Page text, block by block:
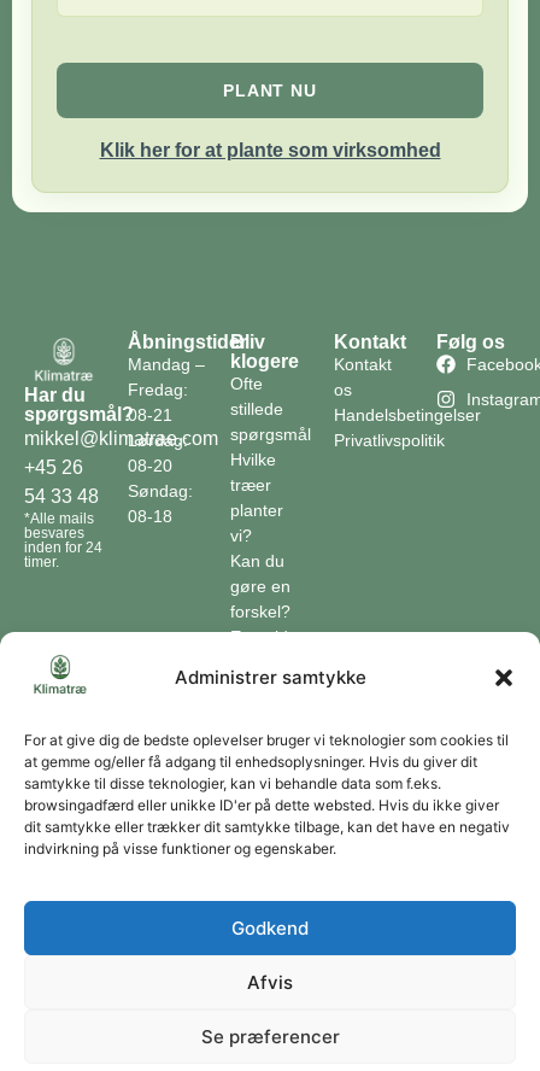
Administrer samtykke
For at give dig de bedste oplevelser bruger vi teknologier som cookies til
at gemme og/eller få adgang til enhedsoplysninger. Hvis du giver dit
samtykke til disse teknologier, kan vi behandle data som f.eks.
browsingadfærd eller unikke ID'er på dette websted. Hvis du ikke giver
dit samtykke eller trækker dit samtykke tilbage, kan det have en negativ
indvirkning på visse funktioner og egenskaber.
Godkend
Afvis
Se præferencer
PLANT NU
Klik her for at plante som virksomhed
Har du
spørgsmål?
mikkel@klimatrae.com
+45 26
54 33 48
*Alle mails
besvares
inden for 24
timer.
Åbningstider
Mandag –
Fredag:
08-21
Lørdag:
08-20
Søndag:
08-18
Bliv
klogere
Ofte
stillede
spørgsmål
Hvilke
træer
planter
vi?
Kan du
gøre en
forskel?
En guide
Klimaordbogen
optager
træer
co2?
Kontakt
Kontakt
os
Handelsbetingelser
Privatlivspolitik
Følg os
Forbliv forbundet
Du kan til enhver tid afmelde dig ved at bruge linket i vores nyhedsbrev. Jeg accepterer
at modtage dine nyhedsbreve og accepterer databeskyttelseserklæringen.